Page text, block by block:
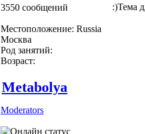
3550 сообщений
Местоположение: Russia
Москва
Род занятий:
Возраст:
:)Тема
Metabolya
Moderators